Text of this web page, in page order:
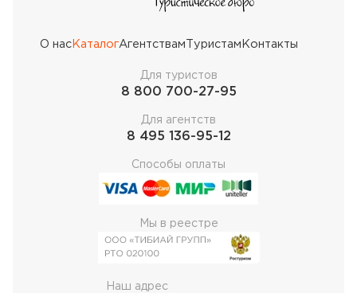
О насКаталогАгентствам Туристам Контакты
Для туристов
8 800 700-27-95
Для агентств
8 495 136-95-12
Способы оплаты
Мы в реестре
Наш адрес